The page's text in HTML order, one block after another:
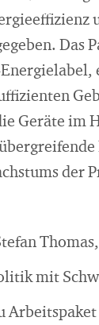
Das
Geräte im
der
mit